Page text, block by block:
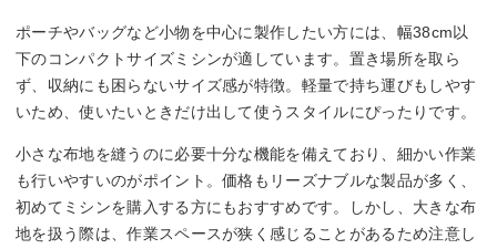
ポーチやバッグなど小物を中心に製作したい方には、幅38cm以
下のコンパクトサイズミシンが適しています。置き場所を取ら
ず、収納にも困らないサイズ感が特徴。軽量で持ち運びもしやす
いため、使いたいときだけ出して使うスタイルにぴったりです。
小さな布地を縫うのに必要十分な機能を備えており、細かい作業
も行いやすいのがポイント。価格もリーズナブルな製品が多く、
初めてミシンを購入する方にもおすすめです。しかし、大きな布
地を扱う際は、作業スペースが狭く感じることがあるため注意し